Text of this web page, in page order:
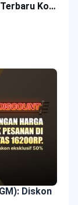
Pembaruan Terbaru Kode Redeem Hadiah Gratis Machina Waking Tahun 2025
Diskon